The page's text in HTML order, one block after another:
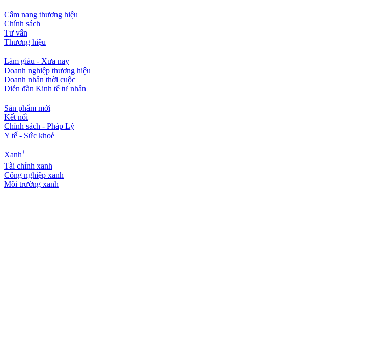
Cẩm nang thương hiệu
Chính sách
Tư vấn
Thương hiệu
Làm giàu - Xưa nay
Doanh nghiệp thương hiệu
Doanh nhân thời cuộc
Diễn đàn Kinh tế tư nhân
Sản phẩm mới
Kết nối
Chính sách - Pháp Lý
Y tế - Sức khoẻ
Xanh+
Tài chính xanh
Công nghiệp xanh
Môi trường xanh